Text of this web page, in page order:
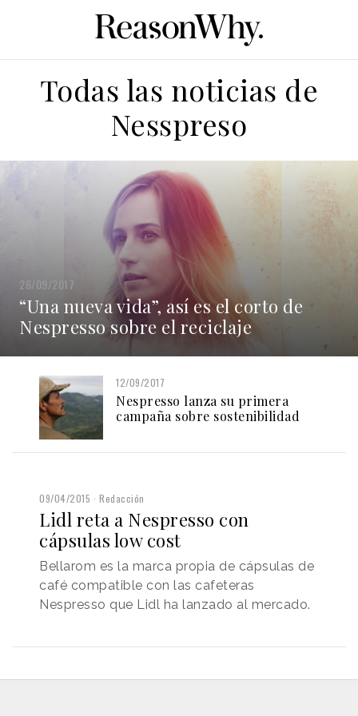
Todas las noticias de
Nesspreso
26/09/2017
“Una nueva vida”, así es el corto de
Nespresso sobre el reciclaje
12/09/2017
Nespresso lanza su primera
campaña sobre sostenibilidad
09/04/2015 Redacción
Lidl reta a Nespresso con
cápsulas low cost
Bellarom es la marca propia de cápsulas de
café compatible con las cafeteras
Nespresso que Lidl ha lanzado al mercado.